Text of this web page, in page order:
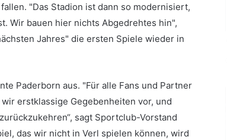
"Das Stadion ist dann so modernisiert,
Wir bauen hier nichts Abgedrehtes hin",
Jahres" die ersten Spiele wieder in
Paderborn aus. "Für alle Fans und Partner
erstklassige Gegebenheiten vor, und
sagt Sportclub-Vorstand
das wir nicht in Verl spielen können, wird